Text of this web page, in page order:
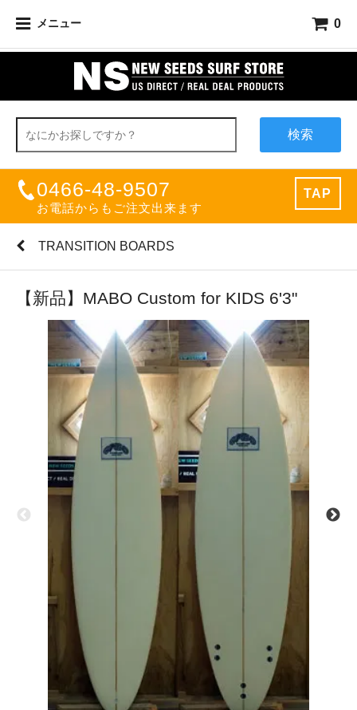
メニュー 0
検索
0466-48-9507
お電話からもご注文出来ます
TAP
TRANSITION BOARDS
【新品】MABO Custom for KIDS 6'3"